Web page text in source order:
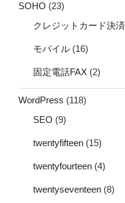
SOHO (23)
クレジットカード決済
モバイル (16)
固定電話FAX (2)
WordPress (118)
SEO (9)
twentyfifteen (15)
twentyfourteen (4)
twentyseventeen (8)